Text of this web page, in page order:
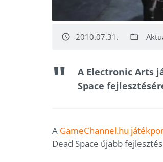
access_time 2010.07.31. folder_open
A Electronic Arts
Space
A GameChannel.hu
Dead Space újabb